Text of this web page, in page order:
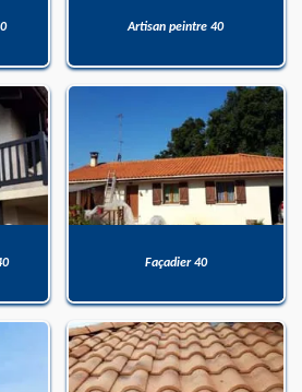
Artisan peintre 40
Façadier 40